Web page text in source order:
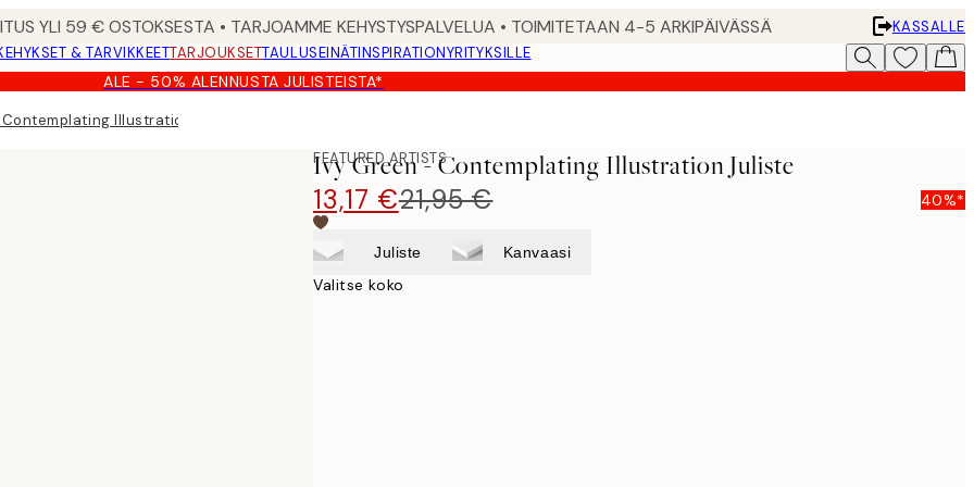
YLI 59 € OSTOKSESTA • TARJOAMME KEHYSTYSPALVELUA • TOIMITETAAN 4-5 ARKIPÄIVÄSSÄ
KASSALLE
& TARVIKKEETTARJOUKSETTAULUSEINÄTINSPIRATIONYRITYKSILLE
ALE - 50% ALENNUSTA JULISTEISTA*
Illustration Juliste
FEATURED ARTISTS
Ivy Green - Contemplating Illustration Juliste
13,17 €21,95 € 40%*
Juliste Kanvaasi
Valitse koko